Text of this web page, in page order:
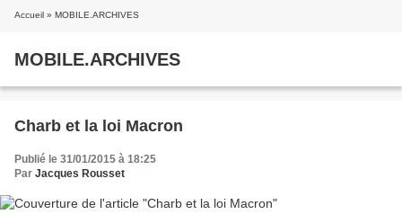
Accueil » MOBILE.ARCHIVES
MOBILE.ARCHIVES
Charb et la loi Macron
Publié le 31/01/2015 à 18:25
Par Jacques Rousset